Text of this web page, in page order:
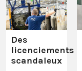
Des
licenciements
scandaleux